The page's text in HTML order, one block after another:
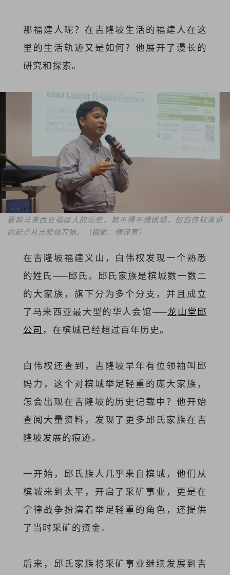
那福建人呢？在吉隆坡生活的福建人在这
里的生活轨迹又是如何？他展开了漫长的
研究和探索。
要聊马来西亚福建人的历史，就不得不提槟城，但白伟权演讲
的起点从吉隆坡开始。（摄影：傅译萱）
在吉隆坡福建义山，白伟权发现一个熟悉
的姓氏——邱氏。邱氏家族是槟城数一数二
的大家族，旗下分为多个分支，并且成立
了马来西亚最大型的华人会馆——龙山堂邱
公司 ，在槟城已经超过百年历史。
白伟权还查到，吉隆坡早年有位领袖叫邱
妈力，这个对槟城举足轻重的庞大家族，
怎会出现在吉隆坡的历史记载中？他开始
查阅大量资料，发现了更多邱氏家族在吉
隆坡发展的痕迹。
一开始，邱氏族人几乎来自槟城，他们从
槟城来到太平，开启了采矿事业，更是在
拿律战争扮演着举足轻重的角色，还提供
了当时采矿的资金。
后来，邱氏家族将采矿事业继续发展到吉